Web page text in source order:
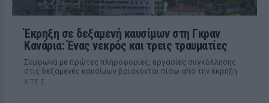
Έκρηξη σε δεξαμενή καυσίμων στη Γκραν
Κανάρια: Ένας νεκρός και τρεις τραυματίες
Σύμφωνα με πρώτες πληροφορίες, εργασίες συγκόλλησης
στις δεξαμενές καυσίμων βρίσκονται πίσω από την έκρηξη
ΧΤΕΣ